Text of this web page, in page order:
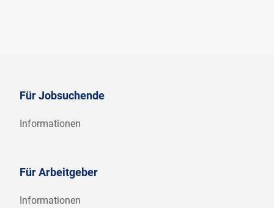
Für Jobsuchende
Informationen
Für Arbeitgeber
Informationen